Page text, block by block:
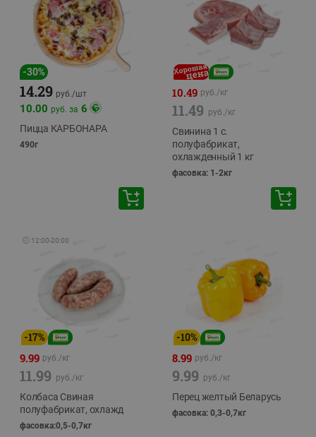
-30%
14.29 руб./шт
10.00 руб. за 6
Пицца КАРБОНАРА
490г
10.49 руб./кг
11.49 руб./кг
Свинина 1 с.
полуфабрикат,
охлажденный 1 кг
фасовка: 1-2кг
🕘 12:00-20:00
-17%
9.99 руб./кг
11.99 руб./кг
Колбаса Свиная
полуфабрикат, охлажд
фасовка:0,5-0,7кг
-10%
8.99 руб./кг
9.99 руб./кг
Перец желтый Беларусь
фасовка: 0,3-0,7кг